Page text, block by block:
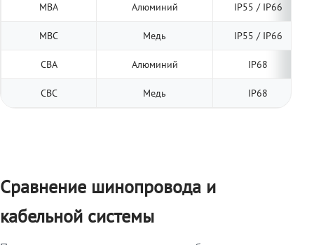
МВА Алюминий IP55 / IP66
МВС Медь IP55 / IP66
СВА Алюминий IP68
СВС Медь IP68
Сравнение шинопровода и
кабельной системы